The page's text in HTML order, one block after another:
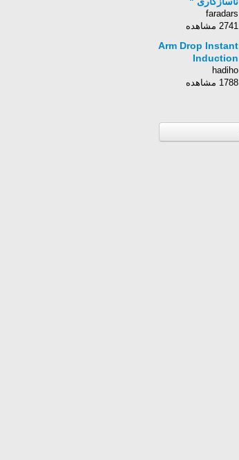
faradars
2741 مشاهده
Arm Drop Instant
Induction
hadiho
1788 مشاهده